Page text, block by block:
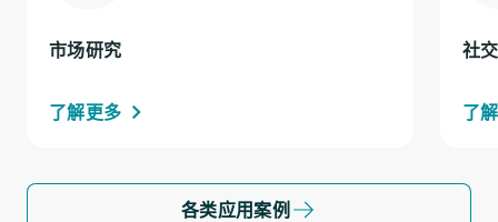
市场研究
了解更多
社
了
各类应用案例